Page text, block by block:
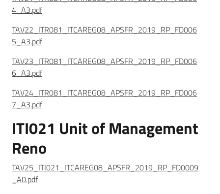
4_A3.pdf
TAV22_ITR081_ITCAREG08_APSFR_2019_RP_FD006
5_A3.pdf
TAV23_ITR081_ITCAREG08_APSFR_2019_RP_FD006
6_A3.pdf
TAV24_ITR081_ITCAREG08_APSFR_2019_RP_FD006
7_A3.pdf
ITI021 Unit of Management
Reno
TAV25_ITI021_ITCAREG08_APSFR_2019_RP_FD0009
_A0.pdf